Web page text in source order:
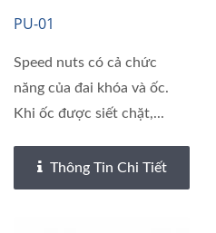
PU-01
Speed nuts có cả chức
năng của đai khóa và ốc.
Khi ốc được siết chặt,...
Thông Tin Chi Tiết